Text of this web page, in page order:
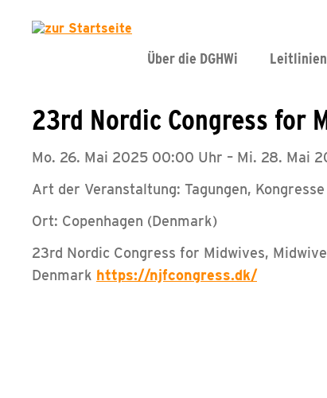
Über die DGHWi Leitlinien
23rd Nordic Congress for
Mo. 26. Mai 2025 00:00 Uhr – Mi. 28. Mai
Art der Veranstaltung: Tagungen,
Ort: Copenhagen (Denmark)
23rd Nordic Congress for Midwives,
Denmark https://njfcongress.dk/